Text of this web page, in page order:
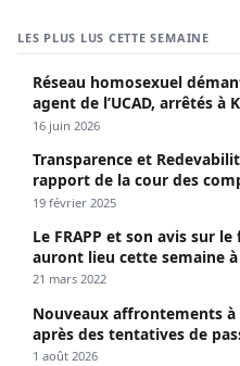
LES PLUS LUS CETTE SEMAINE
Réseau homosexuel
agent de l’UCAD, arrêtés à
propagé le VIH depuis 2018
16 juin 2026
Transparence et
rapport de la cour des
19 février 2025
Le FRAPP et son avis sur
auront lieu cette semaine
21 mars 2022
Nouveaux affrontements
après des tentatives de
1 août 2026